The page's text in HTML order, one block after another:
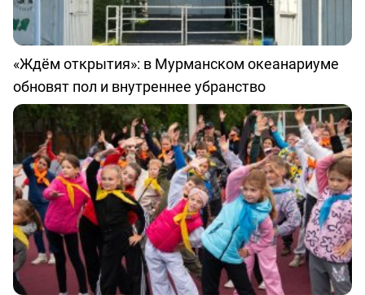
«Ждём открытия»: в Мурманском океанариуме
обновят пол и внутреннее убранство